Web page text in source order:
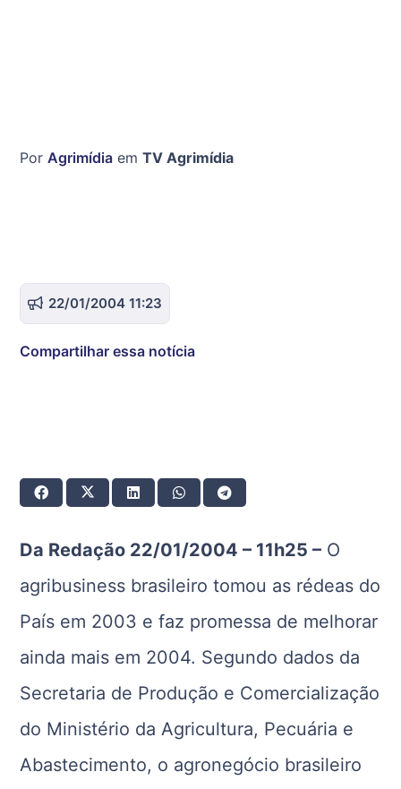
Por Agrimídia em TV Agrimídia
22/01/2004 11:23
Compartilhar essa notícia
Da Redação 22/01/2004 – 11h25 – O
agribusiness brasileiro tomou as rédeas do
País em 2003 e faz promessa de melhorar
ainda mais em 2004. Segundo dados da
Secretaria de Produção e Comercialização
do Ministério da Agricultura, Pecuária e
Abastecimento, o agronegócio brasileiro